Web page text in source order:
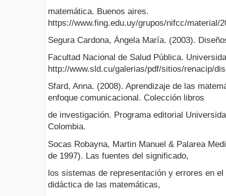
matemática. Buenos aires.
https://www.fing.edu.uy/grupos/nifcc/material/
Segura Cardona, Ángela María. (2003).
Facultad Nacional de Salud Pública.
http://www.sld.cu/galerias/pdf/sitios/renacip/
Sfard, Anna. (2008). Aprendizaje de las
enfoque comunicacional. Colección libros
de investigación. Programa editorial
Colombia.
Socas Robayna, Martin Manuel & Palarea
de 1997). Las fuentes del significado,
los sistemas de representación y errores en
didáctica de las matemáticas,